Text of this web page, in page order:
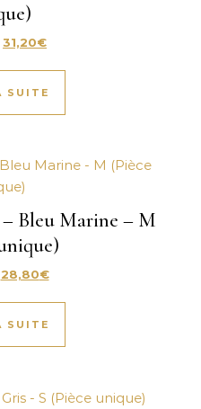
Le prix initial était : 39,00€.
31,20€Le prix actuel est : 31,20€.
SUITE
Bleu Marine – M
Le prix initial était : 34,00€.
28,80€Le prix actuel est : 28,80€.
SUITE